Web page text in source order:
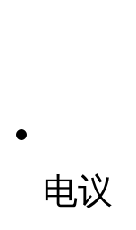
电议